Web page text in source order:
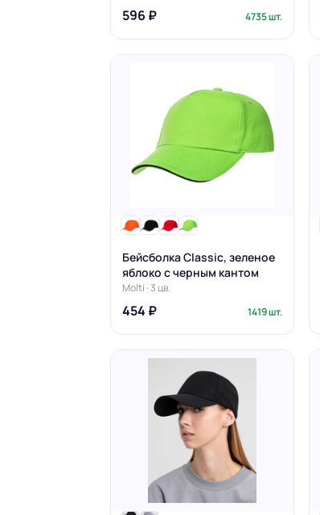
596 ₽ 4735 шт.
Бейсболка Classic, зеленое
яблоко с черным кантом
Molti · 3 цв.
454 ₽ 1419 шт.